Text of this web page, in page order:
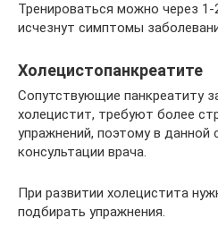
Тренироваться можно через
исчезнут симптомы
Холецистопанкреатите
Сопутствующие панкреатиту
холецистит, требуют более
упражнений, поэтому в данной
консультации врача.
При развитии холецистита
подбирать упражнения.